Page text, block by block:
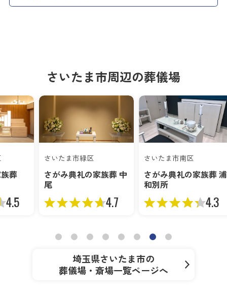
さいたま市周辺の葬儀場
族葬
4.5
さいたま市緑区
さがみ典礼の家族葬 中
尾
4.7
さいたま市南区
さがみ典礼の家族葬 浦
和別所
4.3
埼玉県さいたま市の
葬儀場・斎場一覧ページへ